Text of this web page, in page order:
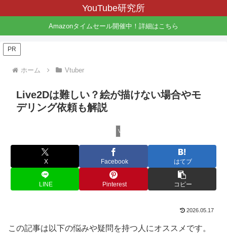
YouTube研究所
Amazonタイムセール開催中！詳細はこちら
PR
ホーム Vtuber
Live2Dは難しい？絵が描けない場合やモ
デリング依頼も解説
Vtuber
X Facebook はてブ
LINE Pinterest コピー
2026.05.17
この記事は以下の悩みや疑問を持つ人にオススメです。